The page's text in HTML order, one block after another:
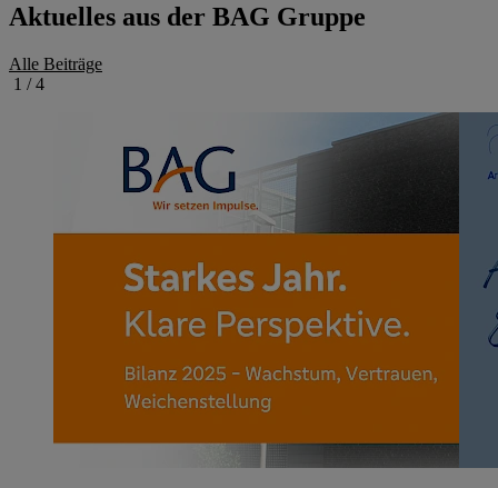
Aktuelles aus der BAG Gruppe
Alle Beiträge
1 /4